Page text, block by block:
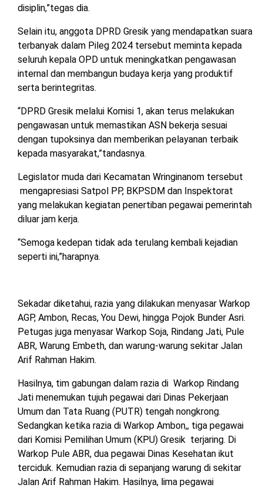
disiplin,”tegas dia.
Selain itu, anggota DPRD Gresik yang mendapatkan suara
terbanyak dalam Pileg 2024 tersebut meminta kepada
seluruh kepala OPD untuk meningkatkan pengawasan
internal dan membangun budaya kerja yang produktif
serta berintegritas.
“DPRD Gresik melalui Komisi 1, akan terus melakukan
pengawasan untuk memastikan ASN bekerja sesuai
dengan tupoksinya dan memberikan pelayanan terbaik
kepada masyarakat,”tandasnya.
Legislator muda dari Kecamatan Wringinanom tersebut
mengapresiasi Satpol PP, BKPSDM dan Inspektorat
yang melakukan kegiatan penertiban pegawai pemerintah
diluar jam kerja.
“Semoga kedepan tidak ada terulang kembali kejadian
seperti ini,”harapnya.
Sekadar diketahui, razia yang dilakukan menyasar Warkop
AGP, Ambon, Recas, You Dewi, hingga Pojok Bunder Asri.
Petugas juga menyasar Warkop Soja, Rindang Jati, Pule
ABR, Warung Embeth, dan warung-warung sekitar Jalan
Arif Rahman Hakim.
Hasilnya, tim gabungan dalam razia di Warkop Rindang
Jati menemukan tujuh pegawai dari Dinas Pekerjaan
Umum dan Tata Ruang (PUTR) tengah nongkrong.
Sedangkan ketika razia di Warkop Ambon,, tiga pegawai
dari Komisi Pemilihan Umum (KPU) Gresik terjaring. Di
Warkop Pule ABR, dua pegawai Dinas Kesehatan ikut
terciduk. Kemudian razia di sepanjang warung di sekitar
Jalan Arif Rahman Hakim. Hasilnya, lima pegawai